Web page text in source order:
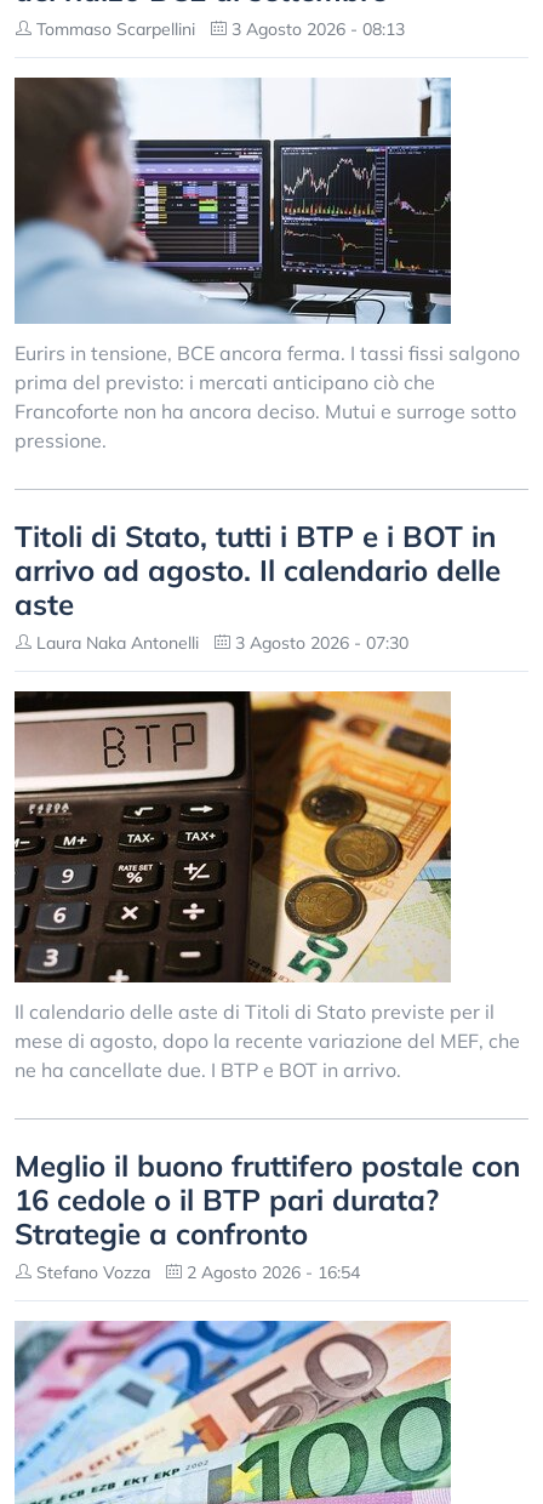
Tommaso Scarpellini 3 Agosto 2026 - 08:13
Eurirs in tensione, BCE ancora ferma. I tassi fissi salgono
prima del previsto: i mercati anticipano ciò che
Francoforte non ha ancora deciso. Mutui e surroge sotto
pressione.
Titoli di Stato, tutti i BTP e i BOT in
arrivo ad agosto. Il calendario delle
aste
Laura Naka Antonelli 3 Agosto 2026 - 07:30
Il calendario delle aste di Titoli di Stato previste per il
mese di agosto, dopo la recente variazione del MEF, che
ne ha cancellate due. I BTP e BOT in arrivo.
Meglio il buono fruttifero postale con
16 cedole o il BTP pari durata?
Strategie a confronto
Stefano Vozza 2 Agosto 2026 - 16:54